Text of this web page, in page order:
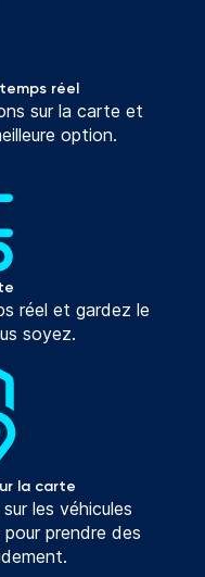
réel
sur la carte et
option.
réel et gardez le
soyez.
la carte
les véhicules
prendre des